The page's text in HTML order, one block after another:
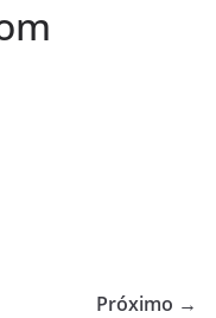
Próximo →